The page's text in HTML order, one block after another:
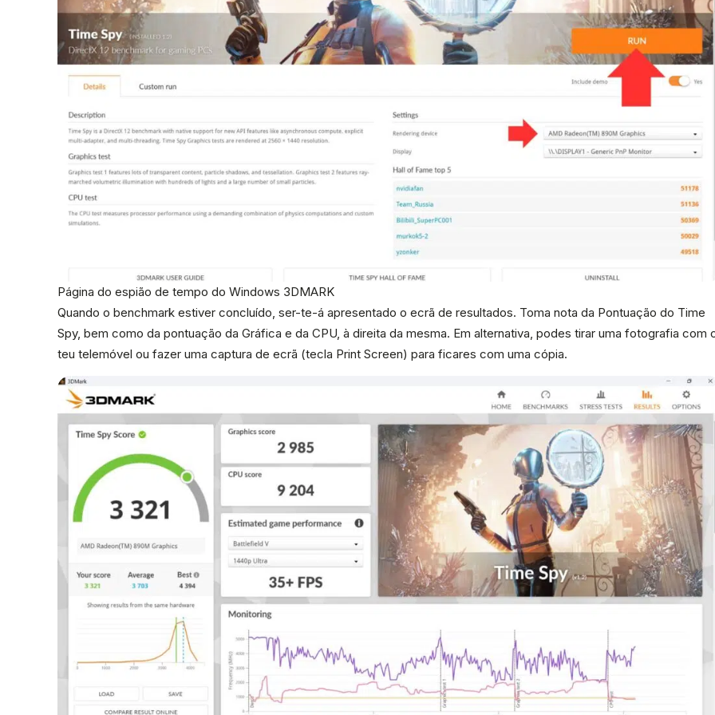
Página do espião de tempo do Windows 3DMARK
Quando o benchmark estiver concluído, ser-te-á apresentado o ecrã de resultados. Toma nota da Pontuação do Time
Spy, bem como da pontuação da Gráfica e da CPU, à direita da mesma. Em alternativa, podes tirar uma fotografia com
teu telemóvel ou fazer uma captura de ecrã (tecla Print Screen) para ficares com uma cópia.